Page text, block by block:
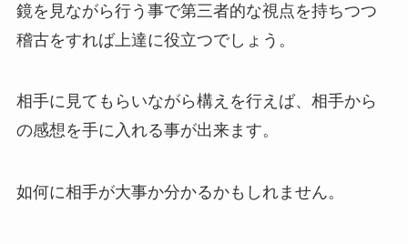
鏡を見ながら行う事で第三者的な視点を持ちつつ
稽古をすれば上達に役立つでしょう。
相手に見てもらいながら構えを行えば、相手から
の感想を手に入れる事が出来ます。
如何に相手が大事か分かるかもしれません。